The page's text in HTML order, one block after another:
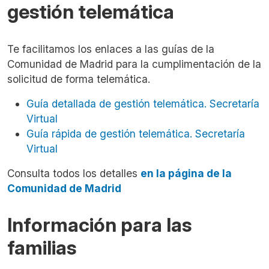
gestión telemática
Te facilitamos los enlaces a las guías de la
Comunidad de Madrid para la cumplimentación de la
solicitud de forma telemática.
Guía detallada de gestión telemática. Secretaría
Virtual
Guía rápida de gestión telemática. Secretaría
Virtual
Consulta todos los detalles en la página de la
Comunidad de Madrid
Información para las
familias